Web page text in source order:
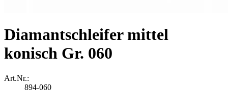
Diamantschleifer mittel
konisch Gr. 060
Art.Nr.:
894-060